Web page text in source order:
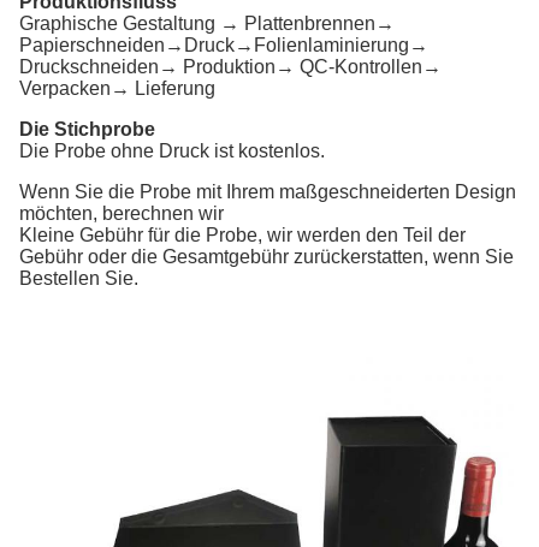
Graphische Gestaltung → Plattenbrennen→
Papierschneiden→Druck→Folienlaminierung→
Druckschneiden→ Produktion→ QC-Kontrollen→
Verpacken→ Lieferung
Die Stichprobe
Die Probe ohne Druck ist kostenlos.
Wenn Sie die Probe mit Ihrem maßgeschneiderten Design
möchten, berechnen wir
Kleine Gebühr für die Probe, wir werden den Teil der
Gebühr oder die Gesamtgebühr zurückerstatten, wenn Sie
Bestellen Sie.